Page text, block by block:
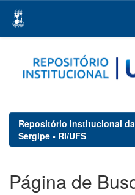
navigation
Repositório Institucional
Sergipe - RI/UFS
Página de